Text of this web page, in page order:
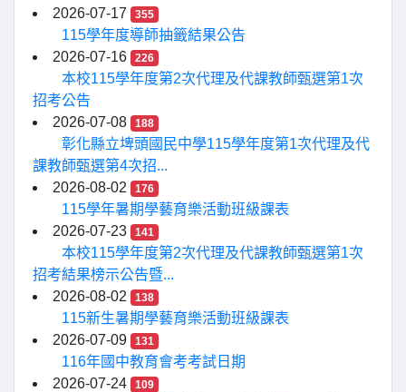
2026-07-17
355
115學年度導師抽籤結果公告
2026-07-16
226
本校115學年度第2次代理及代課教師甄選第1次
招考公告
2026-07-08
188
彰化縣立埤頭國民中學115學年度第1次代理及代
課教師甄選第4次招...
2026-08-02
176
115學年暑期學藝育樂活動班級課表
2026-07-23
141
本校115學年度第2次代理及代課教師甄選第1次
招考結果榜示公告暨...
2026-08-02
138
115新生暑期學藝育樂活動班級課表
2026-07-09
131
116年國中教育會考考試日期
2026-07-24
109